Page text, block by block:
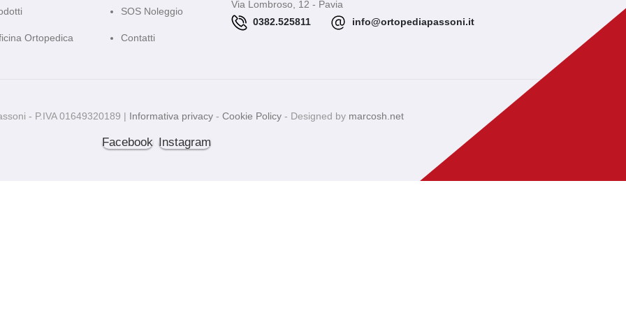
Ortopedica
SOS Noleggio
Contatti
Via Lombroso, 12 - Pavia
0382.525811
info@ortopediapassoni.it
- P.IVA 01649320189 | Informativa privacy - Cookie Policy - Designed by marcosh.net
Facebook Instagram